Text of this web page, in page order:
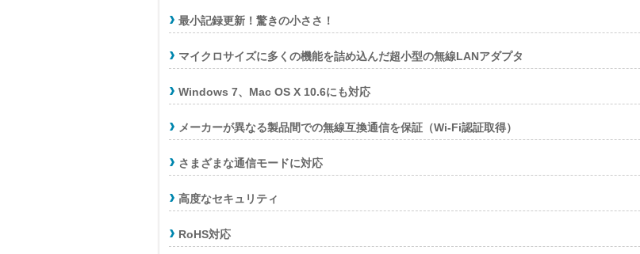
最小記録更新！驚きの小ささ！
マイクロサイズに多くの機能を詰め込んだ超小型の無線LANアダプタ
Windows 7、Mac OS X 10.6にも対応
メーカーが異なる製品間での無線互換通信を保証（Wi-Fi認証取得）
さまざまな通信モードに対応
高度なセキュリティ
RoHS対応